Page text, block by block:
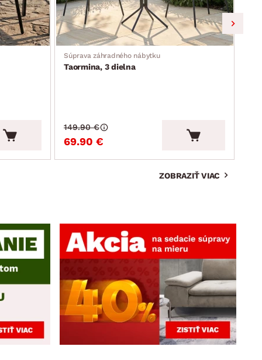
Súprava záhradného nábytku
Taormina, 3 dielna
69.90 €
149.90 €
ZOBRAZIŤ VIAC